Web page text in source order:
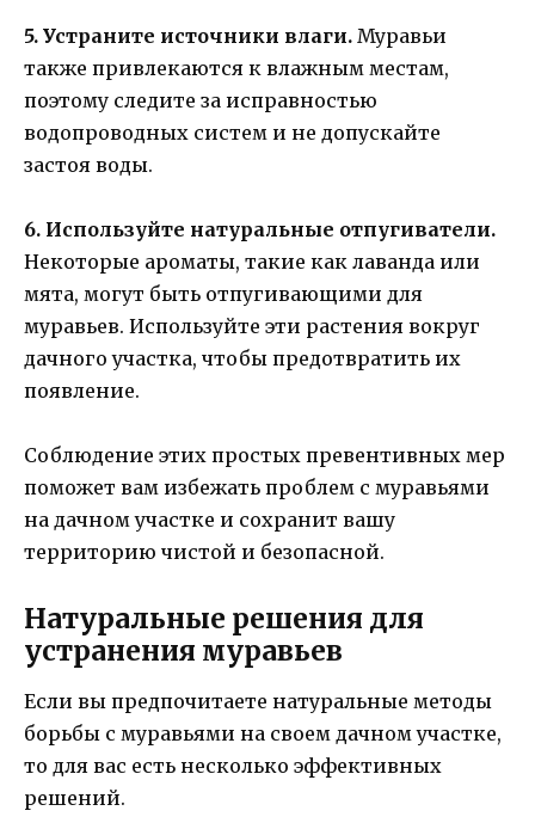
5. Устраните источники влаги. Муравьи
также привлекаются к влажным местам,
поэтому следите за исправностью
водопроводных систем и не допускайте
застоя воды.
6. Используйте натуральные отпугиватели.
Некоторые ароматы, такие как лаванда или
мята, могут быть отпугивающими для
муравьев. Используйте эти растения вокруг
дачного участка, чтобы предотвратить их
появление.
Соблюдение этих простых превентивных мер
поможет вам избежать проблем с муравьями
на дачном участке и сохранит вашу
территорию чистой и безопасной.
Натуральные решения для
устранения муравьев
Если вы предпочитаете натуральные методы
борьбы с муравьями на своем дачном участке,
то для вас есть несколько эффективных
решений.